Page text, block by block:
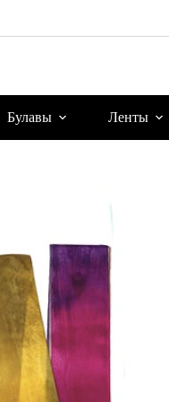
Булавы Ленты